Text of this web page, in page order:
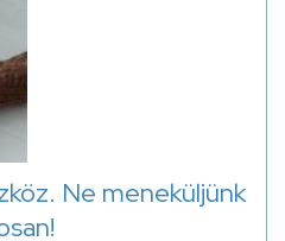
Ne meneküljünk